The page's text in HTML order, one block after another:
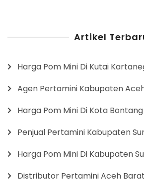
Artikel
Harga Pom Mini Di Kutai
Agen Pertamini Kabupaten
Harga Pom Mini Di Kota Bontang
Penjual Pertamini Kabupaten
Harga Pom Mini Di Kabupaten
Distributor Pertamini Aceh